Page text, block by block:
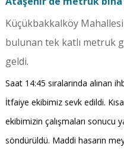
Küçükbakkalköy
bulunan tek katlı metruk
geldi.
Saat 14:45 sıralarında alınan
İtfaiye ekibimiz sevk edildi.
ekibimizin çalışmaları sonucu
söndürüldü. Maddi hasarın